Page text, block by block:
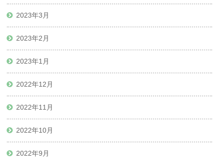
2023年3月
2023年2月
2023年1月
2022年12月
2022年11月
2022年10月
2022年9月